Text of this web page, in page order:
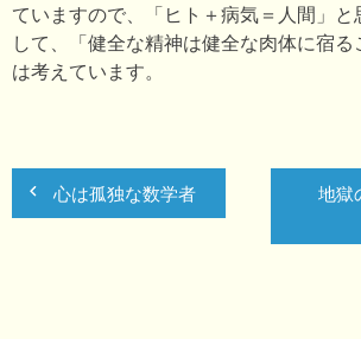
ていますので、「ヒト＋病気＝人間」
して、「健全な精神は健全な肉体に宿
は考えています。
心は孤独な数学者
地獄